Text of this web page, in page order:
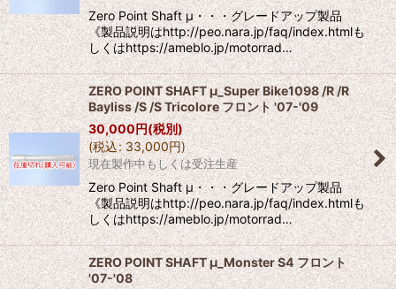
Zero Point Shaft μ・・・グレードアップ製品
《製品説明はhttp://peo.nara.jp/faq/index.htmlも
しくはhttps://ameblo.jp/motorrad…
ZERO POINT SHAFT μ_Super Bike1098 /R /R
Bayliss /S /S Tricolore フロント '07-'09
30,000円(税別)
(税込: 33,000円)
現在製作中もしくは受注生産
Zero Point Shaft μ・・・グレードアップ製品
《製品説明はhttp://peo.nara.jp/faq/index.htmlも
しくはhttps://ameblo.jp/motorrad…
ZERO POINT SHAFT μ_Monster S4 フロント
'07-'08